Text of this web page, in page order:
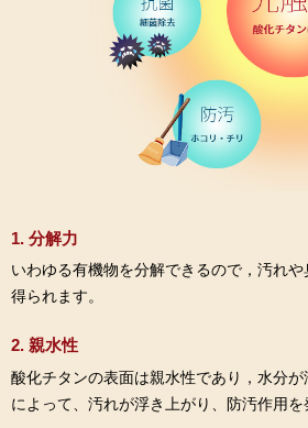
1. 分解力
いわゆる有機物を分解できるので，汚れ
得られます。
2. 親水性
酸化チタンの表面は親水性であり，水分
によって、汚れが浮き上がり、防汚作用を